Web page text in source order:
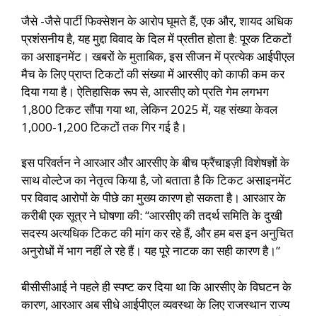
जैसे -जैसे पार्टी फिक्सेशन के आरोप घूमते हैं, एक और, शायद अधिक
प्रशंसनीय है, यह मुद्दा विवाद के दिल में प्रतीत होता है: पूरक टिकटों
का असाइनमेंट। खबरों के मुताबिक, इस सीजन में प्रत्येक आईपीएल
मैच के लिए प्राप्त टिकटों की संख्या में आरसीए को काफी कम कर
दिया गया है। ऐतिहासिक रूप से, आरसीए को प्रति गेम लगभग
1,800 टिकट सौंपा गया था, लेकिन 2025 में, यह संख्या केवल
1,000-1,200 टिकटों तक गिर गई है।
इस परिवर्तन ने आरआर और आरसीए के बीच फ्रैंचाइज़ी विशेषज्ञों के
साथ वोल्टेज का नेतृत्व किया है, जो बताता है कि टिकट असाइनमेंट
पर विवाद आरोपों के पीछे का मुख्य कारण हो सकता है। आरआर के
करीबी एक सूत्र ने घोषणा की: “आरसीए की तदर्थ समिति के दुखी
सदस्य अत्यधिक टिकट की मांग कर रहे हैं, और हम बस इन अनुचित
अनुरोधों में भाग नहीं ले रहे हैं। यह पूरे नाटक का सही कारण है।”
बीसीसीआई ने पहले ही स्पष्ट कर दिया था कि आरसीए के विघटन के
कारण, आरआर अब सीधे आईपीएल व्यवस्था के लिए राजस्थान राज्य